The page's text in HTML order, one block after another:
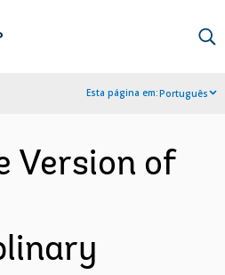
Esta página em:Português
Version of